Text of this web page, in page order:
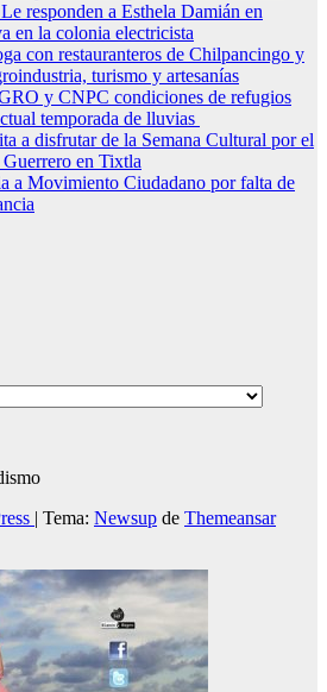
responden a Esthela Damián en
en la colonia electricista
con restauranteros de Chilpancingo y
turismo y artesanías
y CNPC condiciones de refugios
temporada de lluvias
a disfrutar de la Semana Cultural por el
en Tixtla
a Movimiento Ciudadano por falta de
| Tema: Newsup de Themeansar